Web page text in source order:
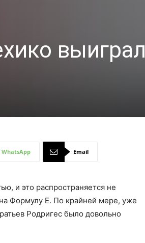
выиграл
WhatsApp Email
и это распространяется не
Формулу E. По крайней мере, уже
Родригес было довольно